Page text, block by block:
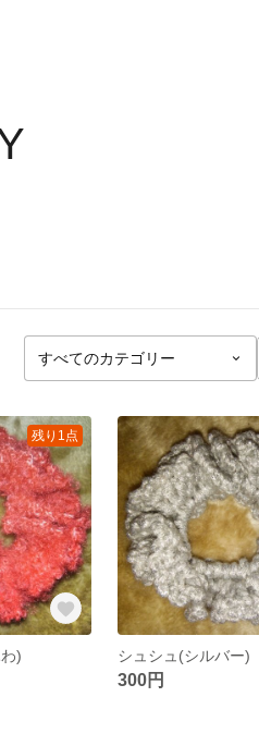
残り1点
) シュシュ(シルバー)
300円